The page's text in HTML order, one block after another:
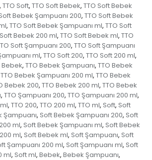
TTO Soft, TTO Soft Bebek, TTO Soft Bebek
Bebek Şampuanı 200, TTO Soft Bebek
, TTO Soft Bebek Şampuanı ml, TTO Soft
Bebek 200 ml, TTO Soft Bebek ml, TTO
Soft Şampuanı 200, TTO Soft Şampuanı
ml, TTO Soft 200, TTO Soft 200 ml,
Bebek, TTO Bebek Şampuanı, TTO Bebek
TTO Bebek Şampuanı 200 ml, TTO Bebek
Bebek 200, TTO Bebek 200 ml, TTO Bebek
, TTO Şampuanı 200, TTO Şampuanı 200 ml,
, TTO 200, TTO 200 ml, TTO ml, Soft, Soft
Şampuanı, Soft Bebek Şampuanı 200, Soft
ml, Soft Bebek Şampuanı ml, Soft Bebek
ml, Soft Bebek ml, Soft Şampuanı, Soft
Şampuanı 200 ml, Soft Şampuanı ml, Soft
ml, Soft ml, Bebek, Bebek Şampuanı,